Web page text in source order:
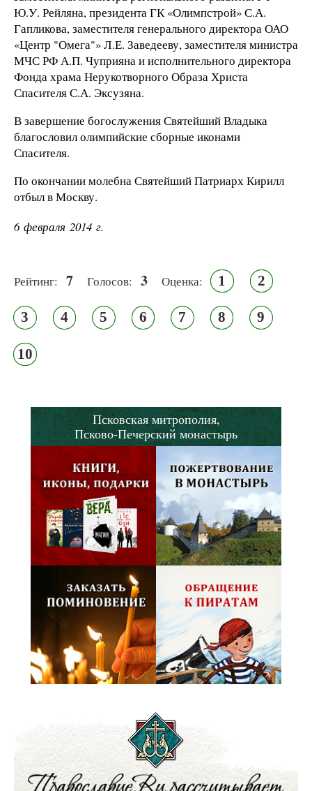
Ю.У. Рейляна, президента ГК «Олимпстрой» С.А.
Гапликова, заместителя генерального директора ОАО
«Центр "Омега"» Л.Е. Заведееву, заместителя министра
МЧС РФ А.П. Чуприяна и исполнительного директора
Фонда храма Нерукотворного Образа Христа
Спасителя С.А. Эксузяна.
В завершение богослужения Святейший Владыка
благословил олимпийские сборные иконами
Спасителя.
По окончании молебна Святейший Патриарх Кирилл
отбыл в Москву.
6 февраля 2014 г.
Рейтинг: 7 Голосов: 3 Оценка: 1 2
3 4 5 6 7 8 9
10
Псковская митрополия,
Псково-Печерский монастырь